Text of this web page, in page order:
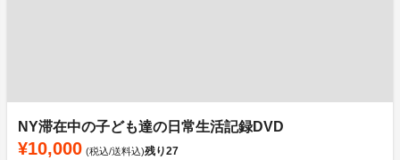
NY滞在中の子ども達の日常生活記録DVD
¥10,000 (税込/送料込)残り27